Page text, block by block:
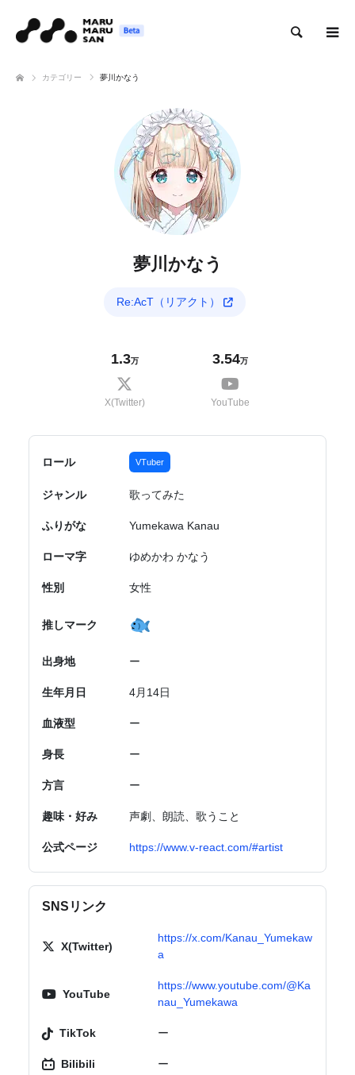
カテゴリー 夢川かなう
夢川かなう
Re:AcT（リアクト）
1.3万
X(Twitter)
3.54万
YouTube
ロール VTuber
ジャンル 歌ってみた
ふりがな Yumekawa Kanau
ローマ字 ゆめかわ かなう
性別 女性
推しマーク
出身地 ー
生年月日 4月14日
血液型 ー
身長 ー
方言 ー
趣味・好み 声劇、朗読、歌うこと
公式ページ https://www.v-react.com/#artist
SNSリンク
X(Twitter)
https://x.com/Kanau_Yumekaw
a
YouTube
https://www.youtube.com/@Ka
nau_Yumekawa
TikTok ー
Bilibili ー